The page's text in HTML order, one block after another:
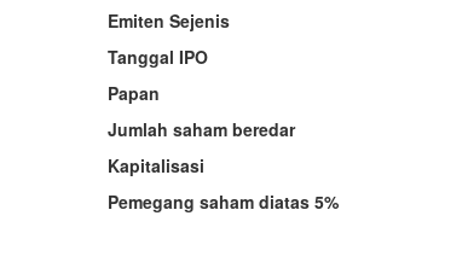
Emiten Sejenis
Tanggal IPO
Papan
Jumlah saham beredar
Kapitalisasi
Pemegang saham diatas 5%